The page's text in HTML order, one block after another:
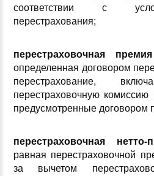
соответствии с
перестрахования;
перестраховочная
определенная договором
перестрахование,
перестраховочную комиссию
предусмотренные договором
перестраховочная нетто-
равная перестраховочной
за вычетом